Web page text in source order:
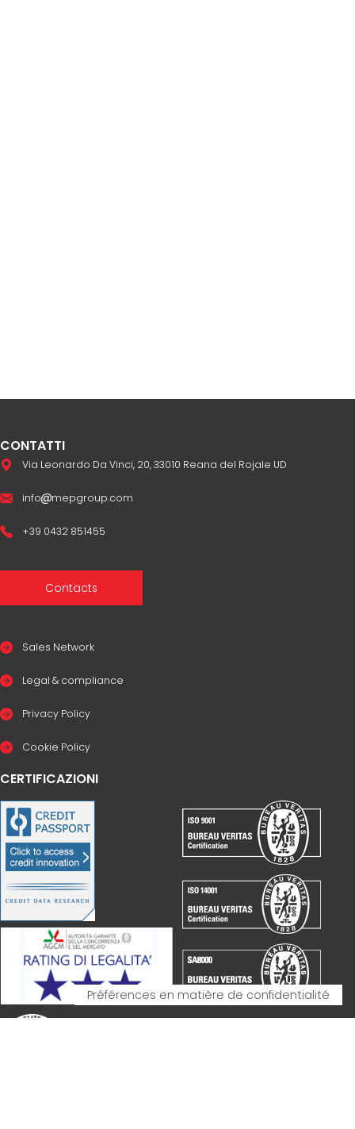
CONTATTI
Via Leonardo Da Vinci, 20, 33010 Reana del Rojale UD
info mepgroup.com
+39 0432 851455
Contacts
Sales Network
Legal & compliance
Privacy Policy
Cookie Policy
CERTIFICAZIONI